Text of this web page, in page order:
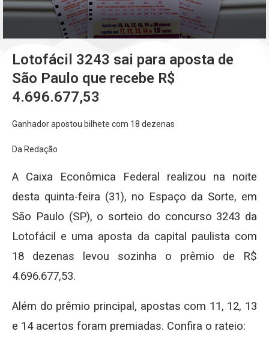
Lotofácil 3243 sai para aposta de
São Paulo que recebe R$
4.696.677,53
Ganhador apostou bilhete com 18 dezenas
Da Redação
A Caixa Econômica Federal realizou na noite
desta quinta-feira (31), no Espaço da Sorte, em
São Paulo (SP), o sorteio do concurso 3243 da
Lotofácil e uma aposta da capital paulista com
18 dezenas levou sozinha o prêmio de R$
4.696.677,53.
Além do prêmio principal, apostas com 11, 12, 13
e 14 acertos foram premiadas. Confira o rateio: